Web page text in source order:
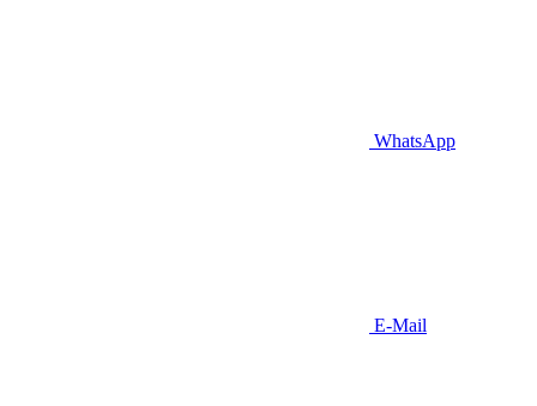
WhatsApp
E-Mail